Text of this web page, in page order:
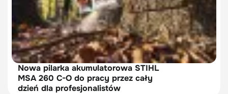
Nowa pilarka akumulatorowa STIHL
MSA 260 C-O do pracy przez cały
dzień dla profesjonalistów